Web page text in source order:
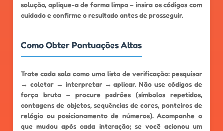
solução, aplique-a de forma limpa – insira os códigos com
cuidado e confirme o resultado antes de prosseguir.
Como Obter Pontuações Altas
Trate cada sala como uma lista de verificação: pesquisar
→ coletar → interpretar → aplicar. Não use códigos de
força bruta – procure padrões (símbolos repetidos,
contagens de objetos, sequências de cores, ponteiros de
relógio ou posicionamento de números). Acompanhe o
que mudou após cada interação; se você acionou um